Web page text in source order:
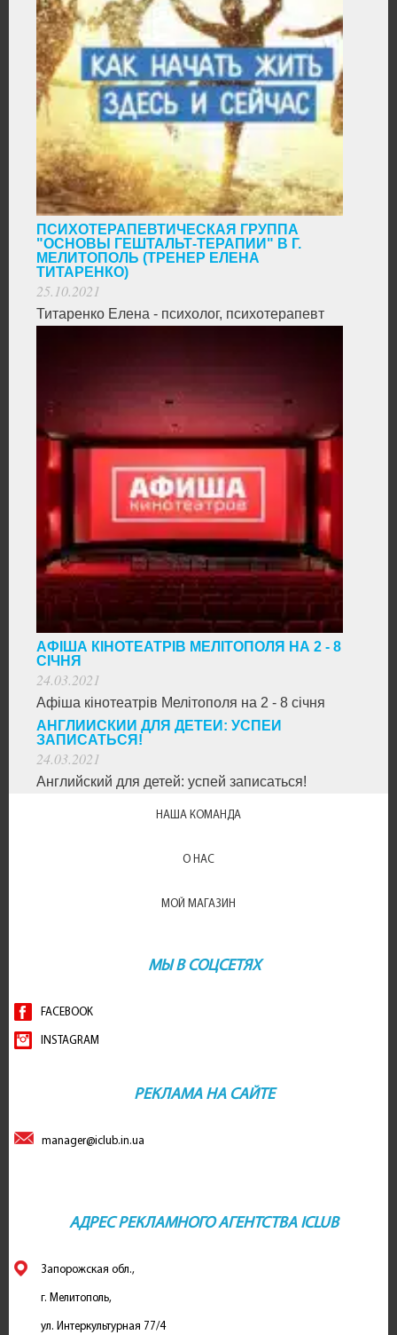
ПСИХОТЕРАПЕВТИЧЕСКАЯ ГРУППА
"ОСНОВЫ ГЕШТАЛЬТ-ТЕРАПИИ" В Г.
МЕЛИТОПОЛЬ (ТРЕНЕР ЕЛЕНА
ТИТАРЕНКО)
25.10.2021
Титаренко Елена - психолог, психотерапевт
АФІША КІНОТЕАТРІВ МЕЛІТОПОЛЯ НА 2 - 8
СІЧНЯ
24.03.2021
Афіша кінотеатрів Мелітополя на 2 - 8 січня
АНГЛИЙСКИЙ ДЛЯ ДЕТЕЙ: УСПЕЙ
ЗАПИСАТЬСЯ!
24.03.2021
Английский для детей: успей записаться!
НАША КОМАНДА
О НАС
МОЙ МАГАЗИН
МЫ В СОЦСЕТЯХ
FACEBOOK
INSTAGRAM
РЕКЛАМА НА САЙТЕ
manager@iclub.in.ua
АДРЕС РЕКЛАМНОГО АГЕНТСТВА ICLUB
Запорожская обл.,
г. Мелитополь,
ул. Интеркультурная 77/4